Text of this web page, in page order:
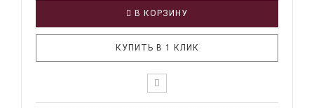
В КОРЗИНУ
КУПИТЬ В 1 КЛИК